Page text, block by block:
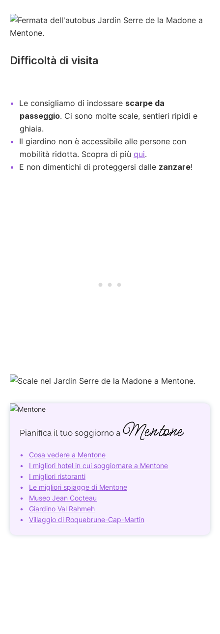
Difficoltà di visita
Le consigliamo di indossare scarpe da
passeggio. Ci sono molte scale, sentieri ripidi e
ghiaia.
Il giardino non è accessibile alle persone con
mobilità ridotta. Scopra di più qui.
E non dimentichi di proteggersi dalle zanzare!
Pianifica il tuo soggiorno a Mentone
Cosa vedere a Mentone
I migliori hotel in cui soggiornare a Mentone
I migliori ristoranti
Le migliori spiagge di Mentone
Museo Jean Cocteau
Giardino Val Rahmeh
Villaggio di Roquebrune-Cap-Martin